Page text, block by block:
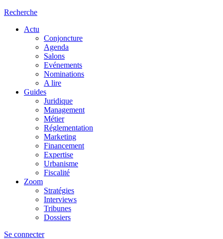
Recherche
Actu
Conjoncture
Agenda
Salons
Evénements
Nominations
A lire
Guides
Juridique
Management
Métier
Réglementation
Marketing
Financement
Expertise
Urbanisme
Fiscalité
Zoom
Stratégies
Interviews
Tribunes
Dossiers
Se connecter